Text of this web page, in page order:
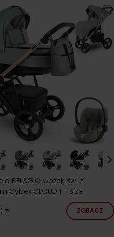
BELAGIO wózek 3w1 z
Cybex CLOUD T i-Size
zł
ZOBACZ